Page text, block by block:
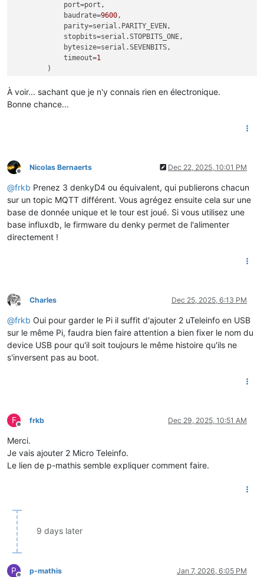
            port=port,
            baudrate=
9600,
            parity=serial.PARITY_EVEN,
            stopbits=serial.STOPBITS_ONE,
            bytesize=serial.SEVENBITS,
            timeout=
1
        )
while True:
            ligne = ser.readline().decode(
# Lancer 3 threads, un par compteur
thread1 = threading.Thread(target=lire_compteur, args=('/
thread2 = threading.Thread(target=lire_compteur, args=(
thread3 = threading.Thread(target=lire_compteur, args=(
thread1.start()
thread2.start()
À voir... sachant que je n'y connais rien en électronique.
Bonne chance...
Offline
Nicolas Bernaerts Dec 22, 2025, 10:01 PM
@frkb Prenez 3 denkyD4 ou équivalent, qui publierons chacun
sur un topic MQTT différent. Vous agrégez ensuite cela sur une
base de donnée unique et le tour est joué. Si vous utilisez une
base influxdb, le firmware du denky permet de l'alimenter
directement !
Offline
Charles Dec 25, 2025, 6:13 PM
@frkb Oui pour garder le Pi il suffit d'ajouter 2 uTeleinfo en USB
sur le même Pi, faudra bien faire attention a bien fixer le nom du
device USB pour qu'il soit toujours le même histoire qu'ils ne
s'inversent pas au boot.
F
Offline
frkb Dec 29, 2025, 10:51 AM
Merci.
Je vais ajouter 2 Micro Teleinfo.
Le lien de p-mathis semble expliquer comment faire.
9 days later
P p-mathis Jan 7, 2026, 6:05 PM